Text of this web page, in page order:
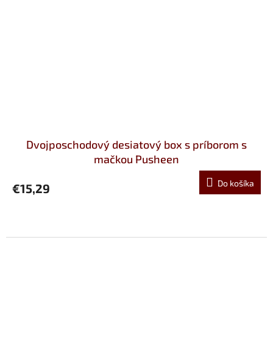
Dvojposchodový desiatový box s príborom s
mačkou Pusheen
€15,29 Do košíka